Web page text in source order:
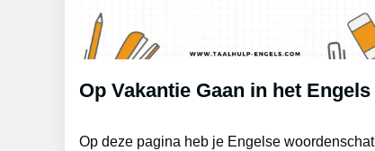
Op Vakantie Gaan in het Engels
Op deze pagina heb je Engelse woordenschat